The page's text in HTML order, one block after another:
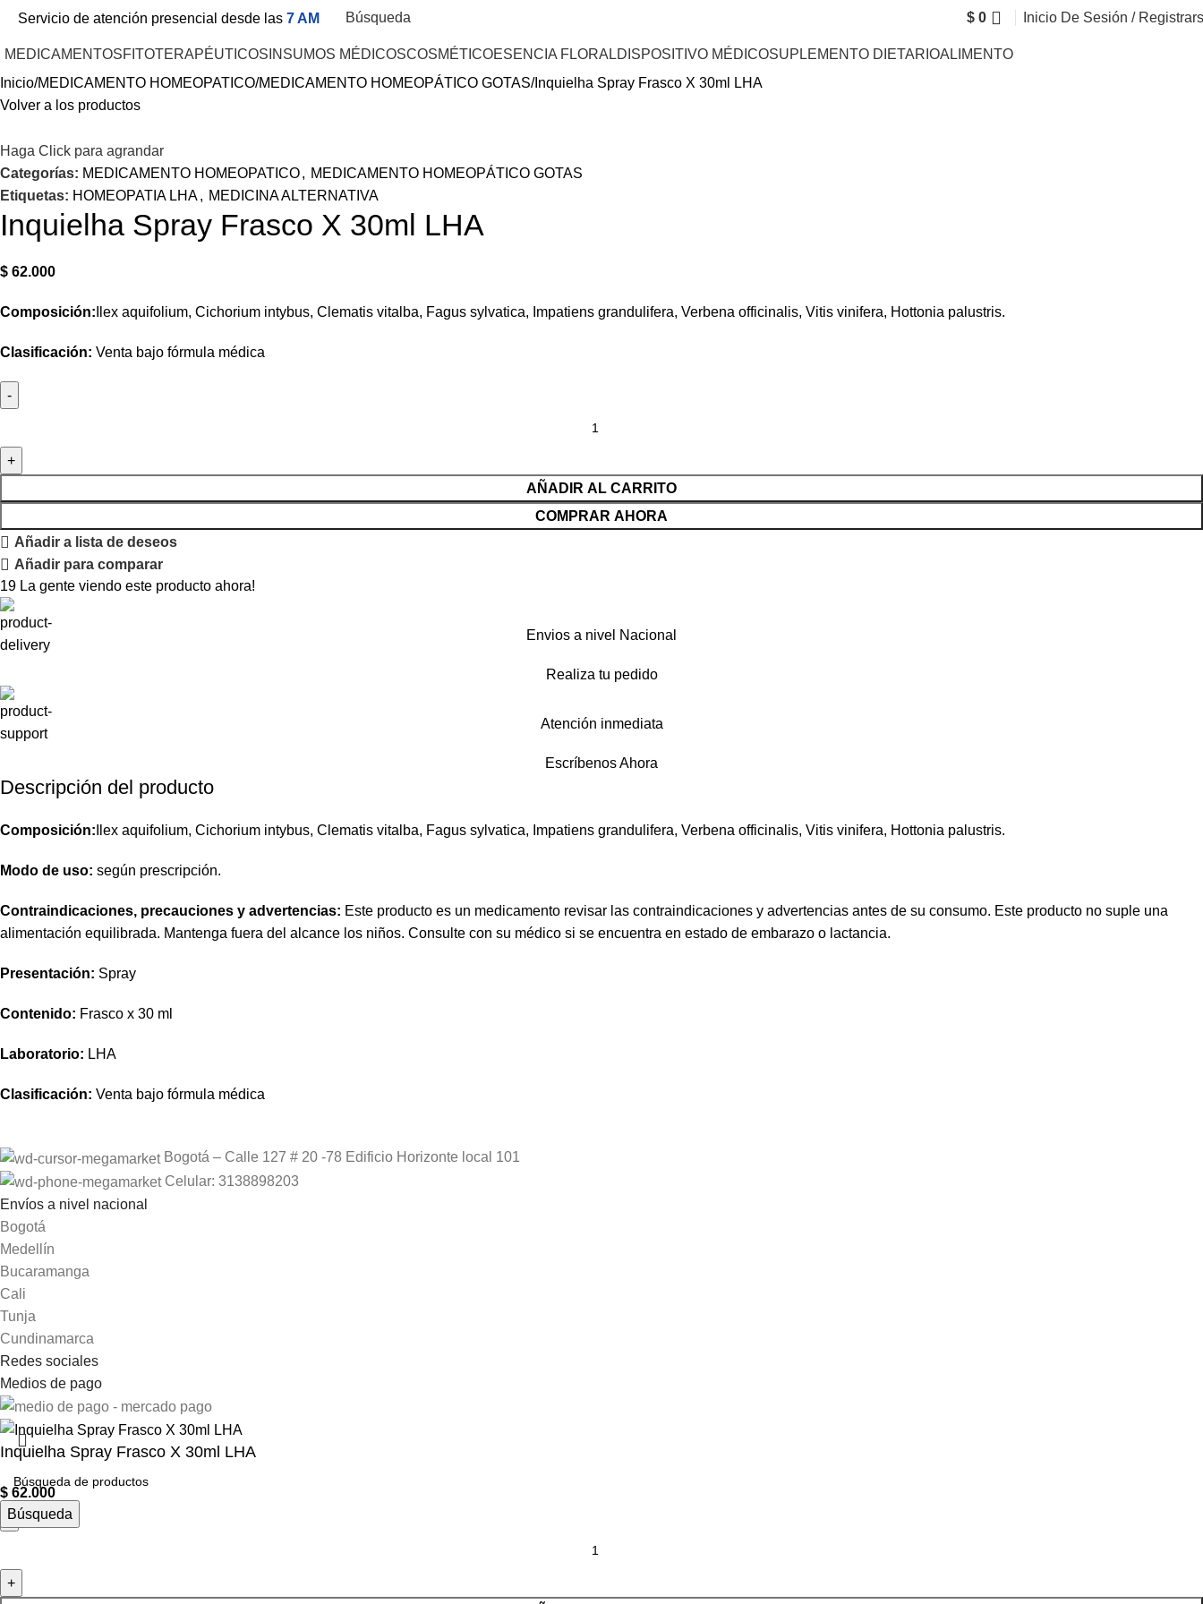
Servicio de atención presencial desde las 7 AM Búsqueda $ 0 Inicio De Sesión /
MEDICAMENTOSFITOTERAPÉUTICOS INSUMOS MÉDICOSCOSMÉTICOESENCIA FLORALDISPOSITIVO MÉDICOSUPLEMENTO DIETARIOALIMENTO
Inicio MEDICAMENTO HOMEOPATICO MEDICAMENTO HOMEOPÁTICO GOTAS Inquielha Spray Frasco X 30ml LHA
Volver a los productos
Haga Click para agrandar
Categorías: MEDICAMENTO HOMEOPATICO, MEDICAMENTO HOMEOPÁTICO GOTAS
Etiquetas: HOMEOPATIA LHA, MEDICINA ALTERNATIVA
Inquielha Spray Frasco X 30ml LHA
$ 62.000
Composición: Ilex aquifolium, Cichorium intybus, Clematis vitalba, Fagus sylvatica, Impatiens grandulifera, Verbena officinalis, Vitis vinifera, Hottonia palustris.
Clasificación: Venta bajo fórmula médica
AÑADIR AL CARRITO
COMPRAR AHORA
Añadir a lista de deseos
Añadir para comparar
19 La gente viendo este producto ahora!
Envios a nivel Nacional
Realiza tu pedido
Atención inmediata
Escríbenos Ahora
Descripción del producto
Composición: Ilex aquifolium, Cichorium intybus, Clematis vitalba, Fagus sylvatica, Impatiens grandulifera, Verbena officinalis, Vitis vinifera, Hottonia palustris.
Modo de uso: según prescripción.
Contraindicaciones, precauciones y advertencias: Este producto es un medicamento revisar las contraindicaciones y advertencias antes de su consumo. Este producto no suple una
alimentación equilibrada. Mantenga fuera del alcance los niños. Consulte con su médico si se encuentra en estado de embarazo o lactancia.
Presentación: Spray
Contenido: Frasco x 30 ml
Laboratorio: LHA
Clasificación: Venta bajo fórmula médica
Bogotá – Calle 127 # 20 -78 Edificio Horizonte local 101
Celular: 3138898203
Envíos a nivel nacional
Bogotá
Medellín
Bucaramanga
Cali
Tunja
Cundinamarca
Redes sociales
Medios de pago
Búsqueda
Inquielha Spray Frasco X 30ml LHA
$ 62.000